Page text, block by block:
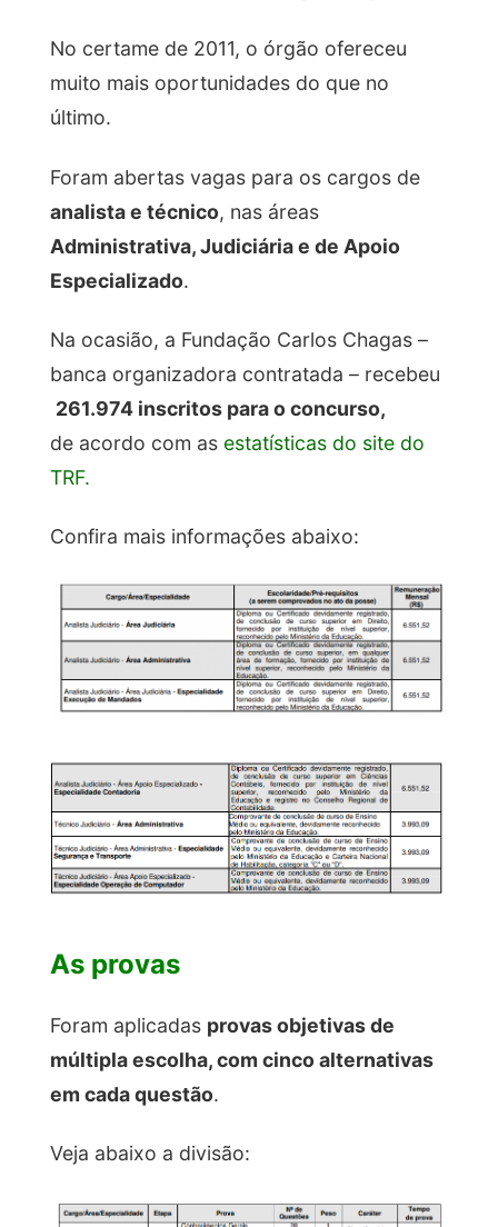
No certame de 2011, o órgão ofereceu
muito mais oportunidades do que no
último.
Foram abertas vagas para os cargos de
analista e técnico, nas áreas
Administrativa, Judiciária e de Apoio
Especializado.
Na ocasião, a Fundação Carlos Chagas –
banca organizadora contratada – recebeu
261.974 inscritos para o concurso,
de acordo com as estatísticas do site do
TRF.
Confira mais informações abaixo:
As provas
Foram aplicadas provas objetivas de
múltipla escolha, com cinco alternativas
em cada questão.
Veja abaixo a divisão: